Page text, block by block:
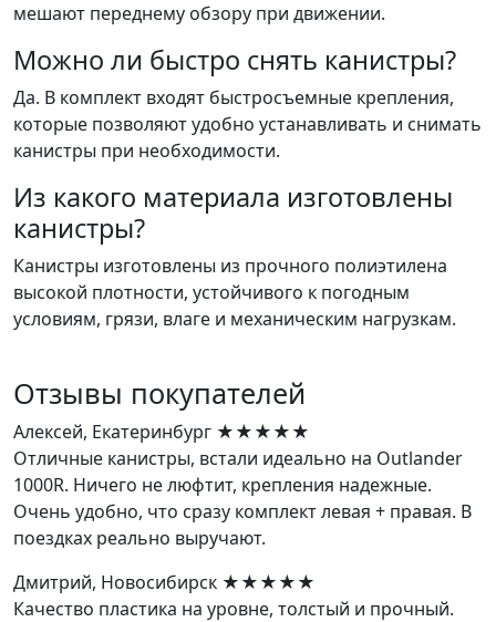
мешают переднему обзору при движении.
Можно ли быстро снять канистры?
Да. В комплект входят быстросъемные крепления,
которые позволяют удобно устанавливать и снимать
канистры при необходимости.
Из какого материала изготовлены
канистры?
Канистры изготовлены из прочного полиэтилена
высокой плотности, устойчивого к погодным
условиям, грязи, влаге и механическим нагрузкам.
Отзывы покупателей
Алексей, Екатеринбург ★★★★★
Отличные канистры, встали идеально на Outlander
1000R. Ничего не люфтит, крепления надежные.
Очень удобно, что сразу комплект левая + правая. В
поездках реально выручают.
Дмитрий, Новосибирск ★★★★★
Качество пластика на уровне, толстый и прочный.